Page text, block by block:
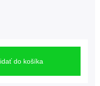
do košíka